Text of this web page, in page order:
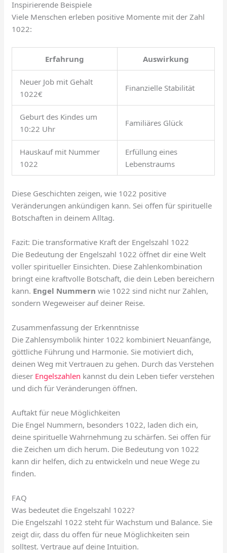
Inspirierende Beispiele
Viele Menschen erleben positive Momente mit der Zahl
1022:
Erfahrung Auswirkung
Neuer Job mit Gehalt
1022€
Finanzielle Stabilität
Geburt des Kindes um
10:22 Uhr
Familiäres Glück
Hauskauf mit Nummer
1022
Erfüllung eines
Lebenstraums
Diese Geschichten zeigen, wie 1022 positive
Veränderungen ankündigen kann. Sei offen für spirituelle
Botschaften in deinem Alltag.
Fazit: Die transformative Kraft der Engelszahl 1022
Die Bedeutung der Engelszahl 1022 öffnet dir eine Welt
voller spiritueller Einsichten. Diese Zahlenkombination
bringt eine kraftvolle Botschaft, die dein Leben bereichern
kann. Engel Nummern wie 1022 sind nicht nur Zahlen,
sondern Wegeweiser auf deiner Reise.
Zusammenfassung der Erkenntnisse
Die Zahlensymbolik hinter 1022 kombiniert Neuanfänge,
göttliche Führung und Harmonie. Sie motiviert dich,
deinen Weg mit Vertrauen zu gehen. Durch das Verstehen
dieser Engelszahlen kannst du dein Leben tiefer verstehen
und dich für Veränderungen öffnen.
Auftakt für neue Möglichkeiten
Die Engel Nummern, besonders 1022, laden dich ein,
deine spirituelle Wahrnehmung zu schärfen. Sei offen für
die Zeichen um dich herum. Die Bedeutung von 1022
kann dir helfen, dich zu entwickeln und neue Wege zu
finden.
FAQ
Was bedeutet die Engelszahl 1022?
Die Engelszahl 1022 steht für Wachstum und Balance. Sie
zeigt dir, dass du offen für neue Möglichkeiten sein
solltest. Vertraue auf deine Intuition.